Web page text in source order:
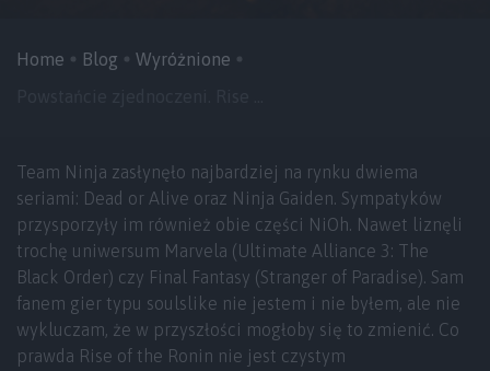
Home Blog
Wyróżnione
Team Ninja zasłynęło najbardziej na rynku dwiema
seriami: Dead or Alive oraz Ninja Gaiden. Sympatyków
przysporzyły im również obie części NiOh. Nawet liznęli
trochę uniwersum Marvela (Ultimate Alliance 3: The
Black Order) czy Final Fantasy (Stranger of Paradise). Sam
fanem gier typu soulslike nie jestem i nie byłem, ale nie
wykluczam, że w przyszłości mogłoby się to zmienić. Co
prawda Rise of the Ronin nie jest czystym